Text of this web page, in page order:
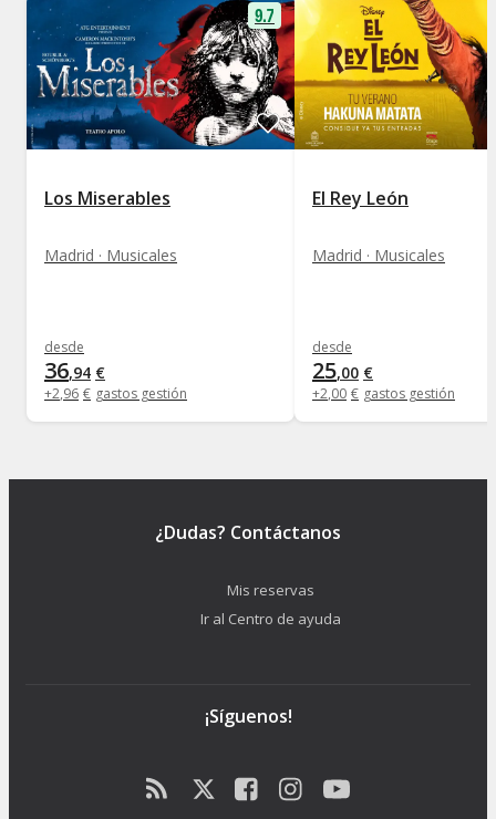
9.7
Los Miserables
Madrid · Musicales
desde
36,94 €
+2,96 € gastos gestión
El Rey León
Madrid · Musicales
desde
25,00 €
+2,00 € gastos gestión
¿Dudas? Contáctanos
Mis reservas
Ir al Centro de ayuda
¡Síguenos!